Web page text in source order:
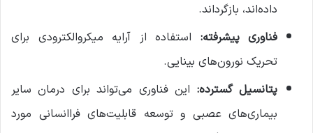
داده‌اند، بازگرداند.
فناوری پیشرفته: استفاده از آرایه میکروالکترودی برای
تحریک نورون‌های بینایی.
پتانسیل گسترده: این فناوری می‌تواند برای درمان سایر
بیماری‌های عصبی و توسعه قابلیت‌های فراانسانی مورد